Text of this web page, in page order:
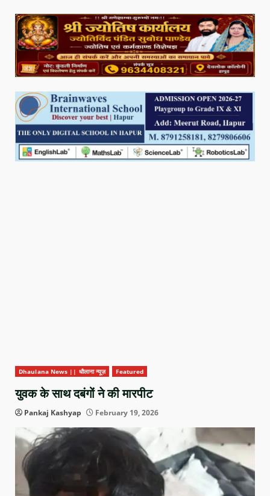
Dhaulana News || धौलाना न्यूज़ Featured
युवक के साथ दबंगों ने की मारपीट
Pankaj Kashyap February 19, 2026